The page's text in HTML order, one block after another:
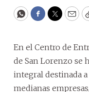
WhatsApp
Facebook
Twitter
En el Centro de
de San Lorenzo se
integral destinada
medianas